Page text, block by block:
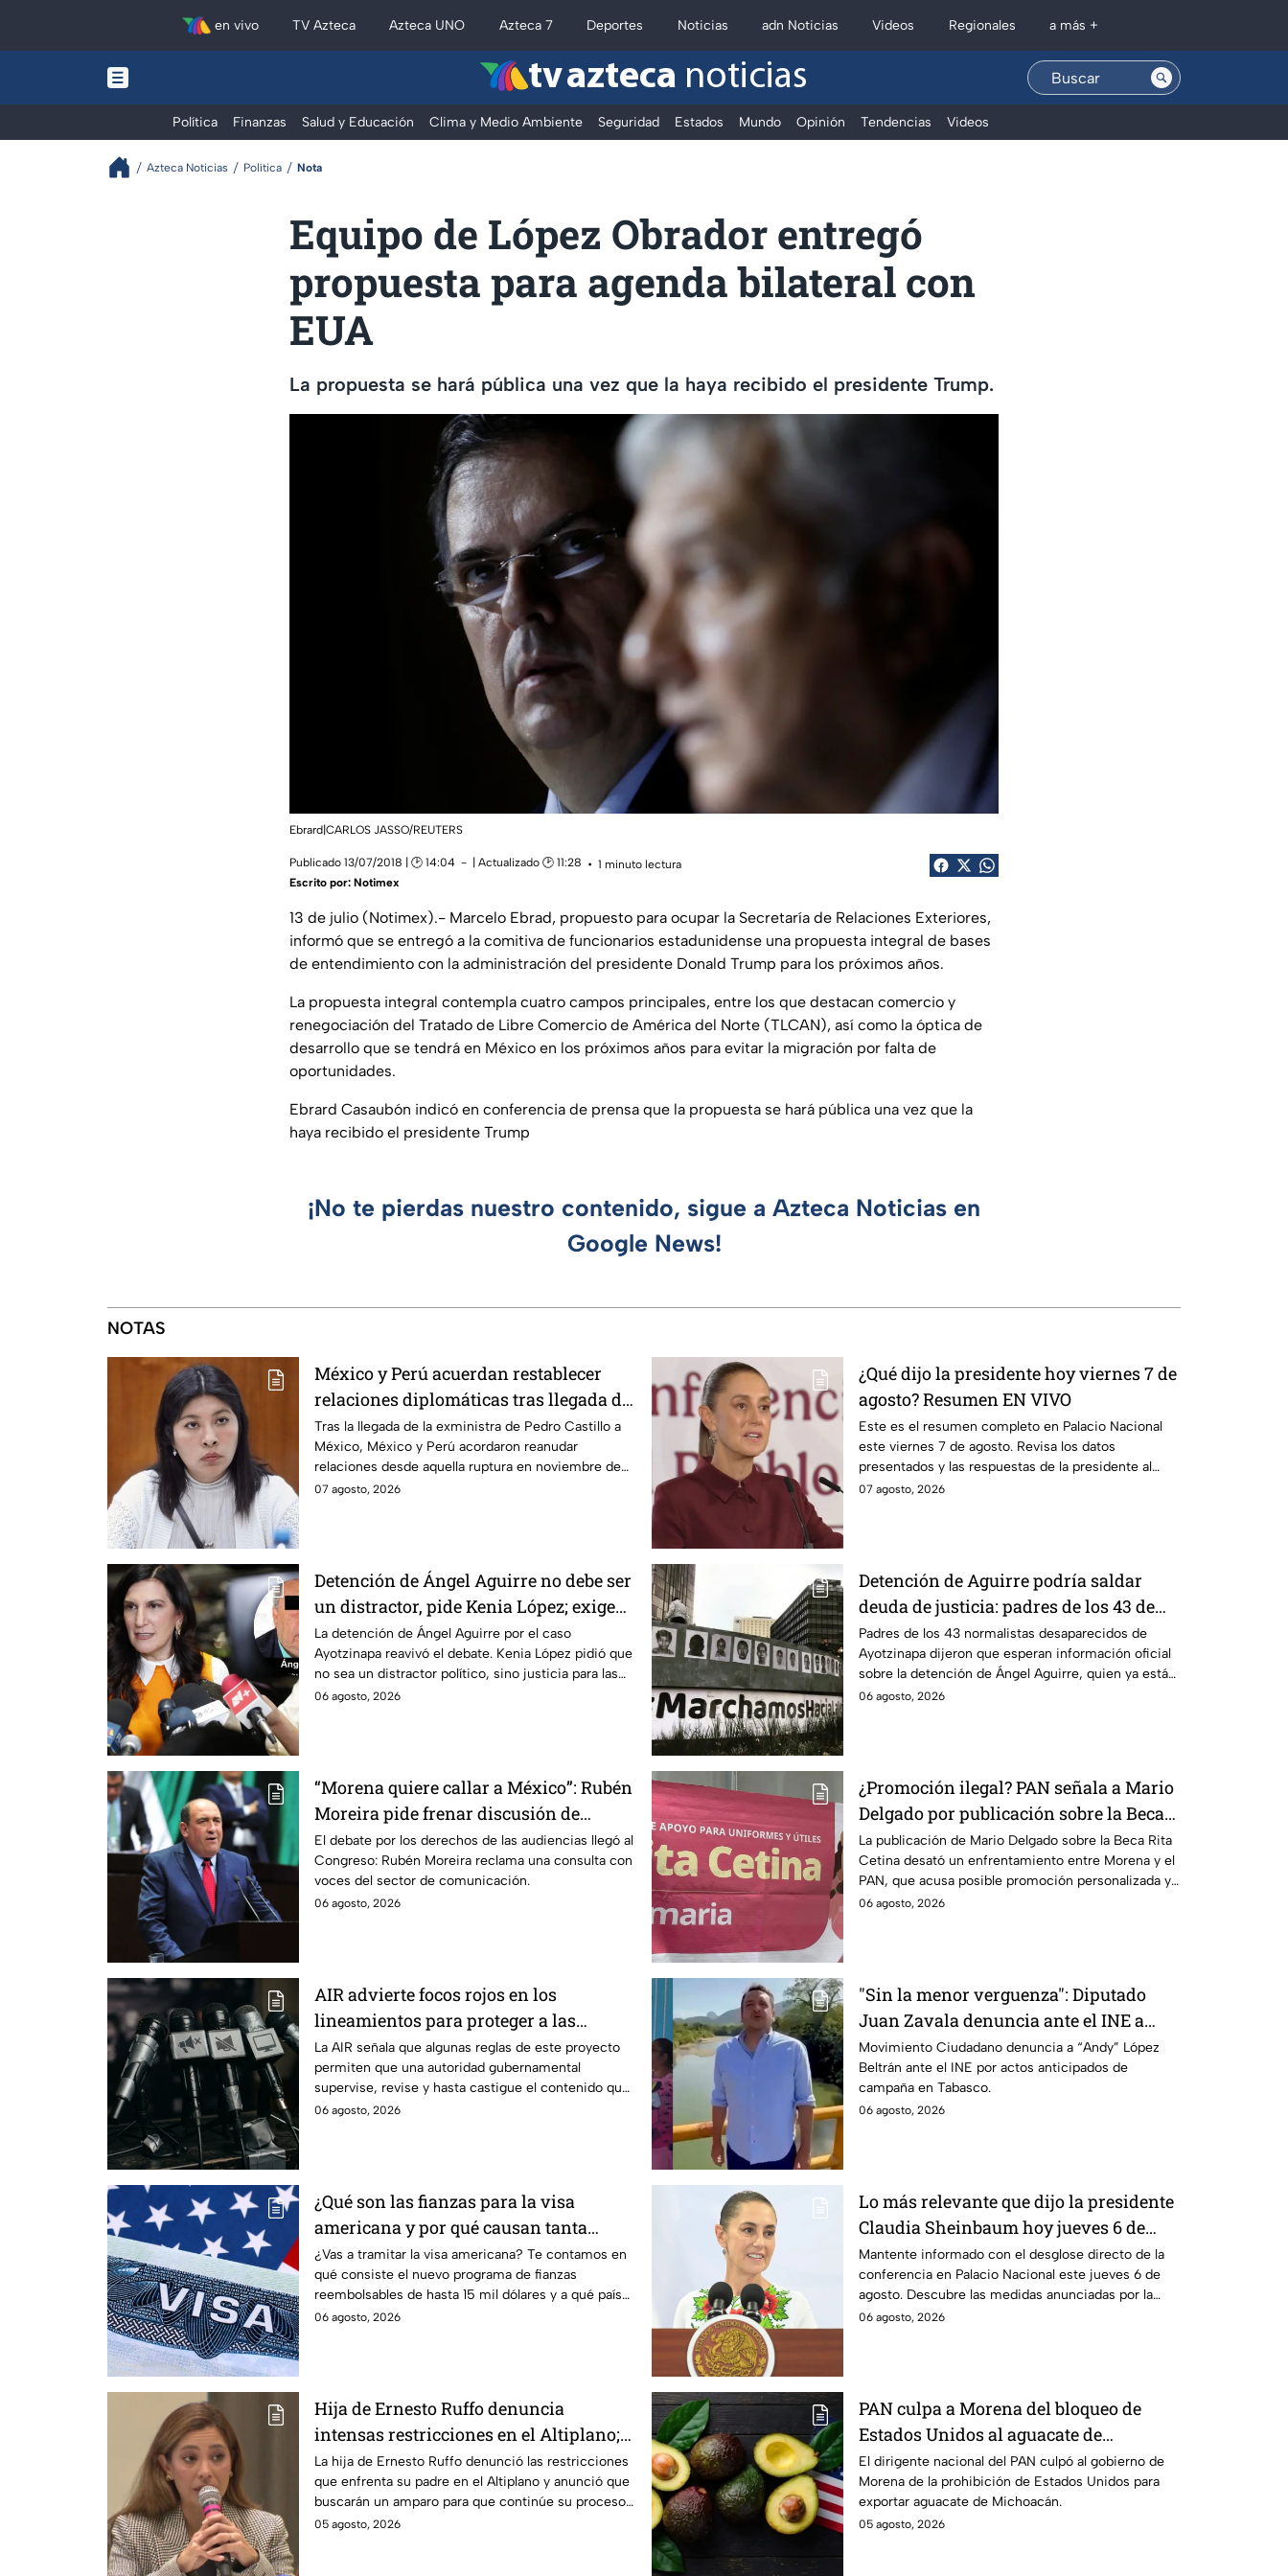
en vivo TV Azteca Azteca UNO Azteca 7 Deportes Noticias adn Noticias Videos Regionales a más +
tv azteca noticias
Política Finanzas Salud y Educación Clima y Medio Ambiente Seguridad Estados Mundo Opinión Tendencias Videos
Azteca Noticias Política Nota
Equipo de López Obrador entregó
propuesta para agenda bilateral con
EUA
La propuesta se hará pública una vez que la haya recibido el presidente Trump.
Ebrard|CARLOS JASSO/REUTERS
Publicado 13/07/2018 | 🕑 14:04 | Actualizado 🕑 11:28
1 minuto lectura
Escrito por: Notimex
13 de julio (Notimex).- Marcelo Ebrad, propuesto para ocupar la Secretaría de Relaciones Exteriores,
informó que se entregó a la comitiva de funcionarios estadunidense una propuesta integral de bases
de entendimiento con la administración del presidente Donald Trump para los próximos años.
La propuesta integral contempla cuatro campos principales, entre los que destacan comercio y
renegociación del Tratado de Libre Comercio de América del Norte (TLCAN), así como la óptica de
desarrollo que se tendrá en México en los próximos años para evitar la migración por falta de
oportunidades.
Ebrard Casaubón indicó en conferencia de prensa que la propuesta se hará pública una vez que la
haya recibido el presidente Trump
¡No te pierdas nuestro contenido, sigue a Azteca Noticias en
Google News!
NOTAS
México y Perú acuerdan restablecer
relaciones diplomáticas tras llegada de
Betssy Chávez al país
Tras la llegada de la exministra de Pedro Castillo a
México, México y Perú acordaron reanudar
relaciones desde aquella ruptura en noviembre de
2025.
07 agosto, 2026
¿Qué dijo la presidente hoy viernes 7 de
agosto? Resumen EN VIVO
Este es el resumen completo en Palacio Nacional
este viernes 7 de agosto. Revisa los datos
presentados y las respuestas de la presidente al
momento.
07 agosto, 2026
Detención de Ángel Aguirre no debe ser
un distractor, pide Kenia López; exige
justicia por caso Ayotzinapa
La detención de Ángel Aguirre por el caso
Ayotzinapa reavivó el debate. Kenia López pidió que
no sea un distractor político, sino justicia para las
familias.
06 agosto, 2026
Detención de Aguirre podría saldar
deuda de justicia: padres de los 43 de
Ayotzinapa
Padres de los 43 normalistas desaparecidos de
Ayotzinapa dijeron que esperan información oficial
sobre la detención de Ángel Aguirre, quien ya está
en el penal del Altiplano.
06 agosto, 2026
“Morena quiere callar a México”: Rubén
Moreira pide frenar discusión de
lineamientos de audiencias hasta
escuchar a periodistas y expertos
El debate por los derechos de las audiencias llegó al
Congreso: Rubén Moreira reclama una consulta con
voces del sector de comunicación.
06 agosto, 2026
¿Promoción ilegal? PAN señala a Mario
Delgado por publicación sobre la Beca
Rita Cetina
La publicación de Mario Delgado sobre la Beca Rita
Cetina desató un enfrentamiento entre Morena y el
PAN, que acusa posible promoción personalizada y
hasta peculado.
06 agosto, 2026
AIR advierte focos rojos en los
lineamientos para proteger a las
audiencias
La AIR señala que algunas reglas de este proyecto
permiten que una autoridad gubernamental
supervise, revise y hasta castigue el contenido que
transmiten los medios.
06 agosto, 2026
"Sin la menor verguenza": Diputado
Juan Zavala denuncia ante el INE a
Andy López Beltrán por campaña
anticipada en Tabasco
Movimiento Ciudadano denuncia a “Andy” López
Beltrán ante el INE por actos anticipados de
campaña en Tabasco.
06 agosto, 2026
¿Qué son las fianzas para la visa
americana y por qué causan tanta
controversia?
¿Vas a tramitar la visa americana? Te contamos en
qué consiste el nuevo programa de fianzas
reembolsables de hasta 15 mil dólares y a qué países
aplica.
06 agosto, 2026
Lo más relevante que dijo la presidente
Claudia Sheinbaum hoy jueves 6 de
agosto en la mañanera
Mantente informado con el desglose directo de la
conferencia en Palacio Nacional este jueves 6 de
agosto. Descubre las medidas anunciadas por la
presidente en tiempo real.
06 agosto, 2026
Hija de Ernesto Ruffo denuncia
intensas restricciones en el Altiplano;
buscan que salga del penal
La hija de Ernesto Ruffo denunció las restricciones
que enfrenta su padre en el Altiplano y anunció que
buscarán un amparo para que continúe su proceso
en prisión domiciliaria.
05 agosto, 2026
PAN culpa a Morena del bloqueo de
Estados Unidos al aguacate de
Michoacán
El dirigente nacional del PAN culpó al gobierno de
Morena de la prohibición de Estados Unidos para
exportar aguacate de Michoacán.
05 agosto, 2026